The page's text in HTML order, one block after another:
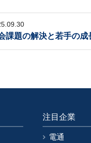
課題の解決と若手の
注目企業
電通